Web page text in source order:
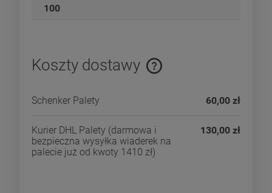
100
Koszty dostawy
Cena nie zawiera ewentualnych kosztów płatności
Schenker Palety 60,00 zł
Kurier DHL Palety (darmowa i
bezpieczna wysyłka wiaderek na
palecie już od kwoty 1410 zł)
130,00 zł